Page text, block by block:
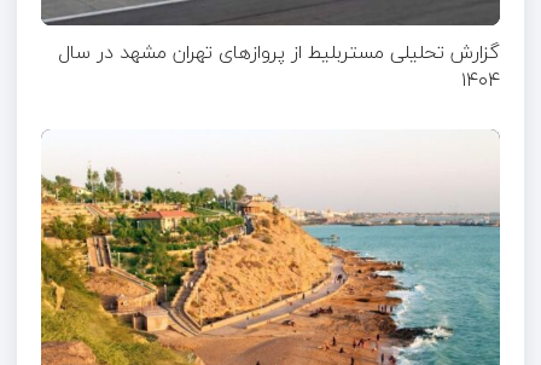
گزارش تحلیلی مستربلیط از پروازهای تهران مشهد در سال
۱۴۰۴